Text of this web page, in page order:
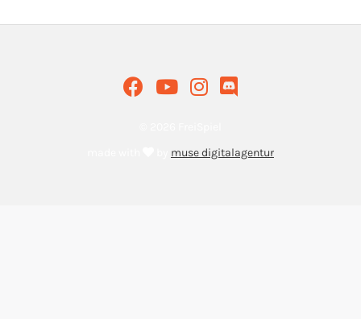
muse digitalagentur